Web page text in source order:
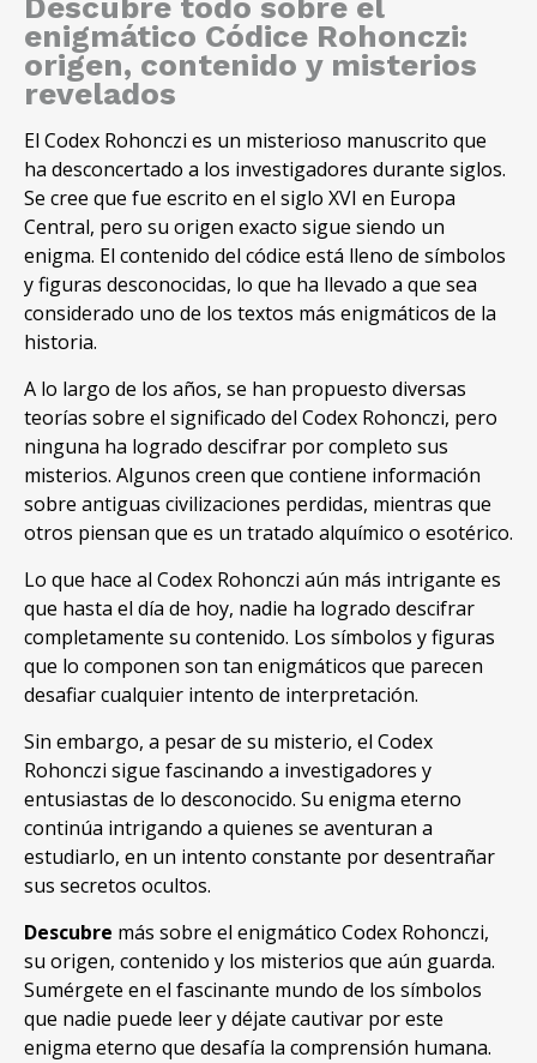
Descubre todo sobre el
enigmático Códice Rohonczi:
origen, contenido y misterios
revelados
El Codex Rohonczi es un misterioso manuscrito que
ha desconcertado a los investigadores durante siglos.
Se cree que fue escrito en el siglo XVI en Europa
Central, pero su origen exacto sigue siendo un
enigma. El contenido del códice está lleno de símbolos
y figuras desconocidas, lo que ha llevado a que sea
considerado uno de los textos más enigmáticos de la
historia.
A lo largo de los años, se han propuesto diversas
teorías sobre el significado del Codex Rohonczi, pero
ninguna ha logrado descifrar por completo sus
misterios. Algunos creen que contiene información
sobre antiguas civilizaciones perdidas, mientras que
otros piensan que es un tratado alquímico o esotérico.
Lo que hace al Codex Rohonczi aún más intrigante es
que hasta el día de hoy, nadie ha logrado descifrar
completamente su contenido. Los símbolos y figuras
que lo componen son tan enigmáticos que parecen
desafiar cualquier intento de interpretación.
Sin embargo, a pesar de su misterio, el Codex
Rohonczi sigue fascinando a investigadores y
entusiastas de lo desconocido. Su enigma eterno
continúa intrigando a quienes se aventuran a
estudiarlo, en un intento constante por desentrañar
sus secretos ocultos.
Descubre más sobre el enigmático Codex Rohonczi,
su origen, contenido y los misterios que aún guarda.
Sumérgete en el fascinante mundo de los símbolos
que nadie puede leer y déjate cautivar por este
enigma eterno que desafía la comprensión humana.